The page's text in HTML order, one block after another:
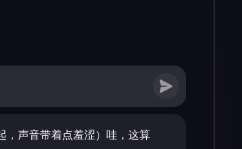
，声音带着点羞涩）哇，这算